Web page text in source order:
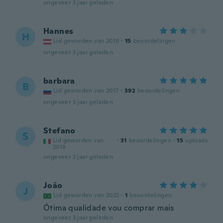
ongeveer 3 jaar geleden
H Hannes
Lid geworden van 2019 · 15 beoordelingen
ongeveer 3 jaar geleden
B barbara
Lid geworden van 2017 · 392 beoordelingen
ongeveer 3 jaar geleden
S Stefano
Lid geworden van
2019
· 31 beoordelingen · 15 uploads
ongeveer 3 jaar geleden
J João
Lid geworden van 2022 · 1 beoordelingen
Ótima qualidade vou comprar mais
ongeveer 3 jaar geleden